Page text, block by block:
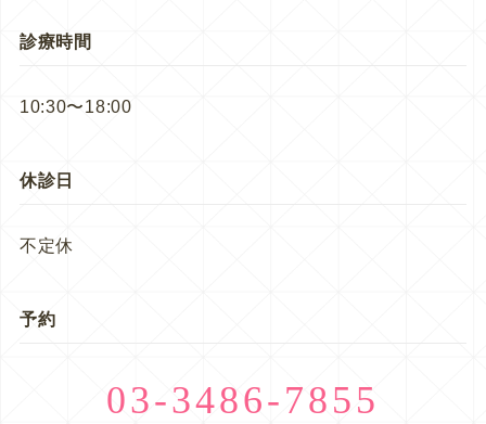
診療時間
10:30〜18:00
休診日
不定休
予約
03-3486-7855